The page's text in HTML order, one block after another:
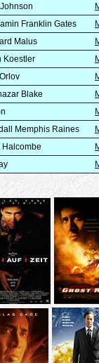
Franklin Gates
Malus
Koestler
Blake
Memphis Raines
Halcombe